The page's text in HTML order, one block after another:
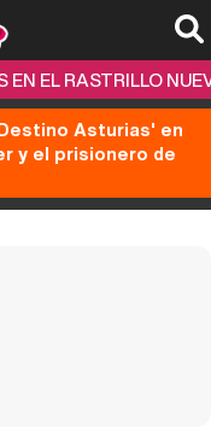
EN EL RASTRILLO
Asturias' en
y el prisionero de